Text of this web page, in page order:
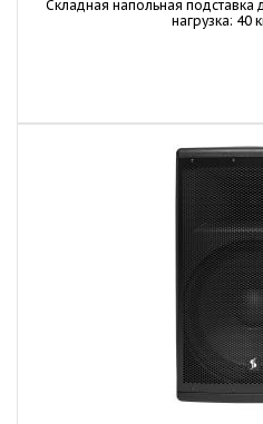
Складная напольная
нагрузка: 40